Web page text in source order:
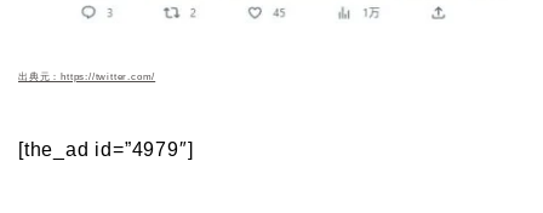
出典元：https://twitter.com/
[the_ad id=”4979″]